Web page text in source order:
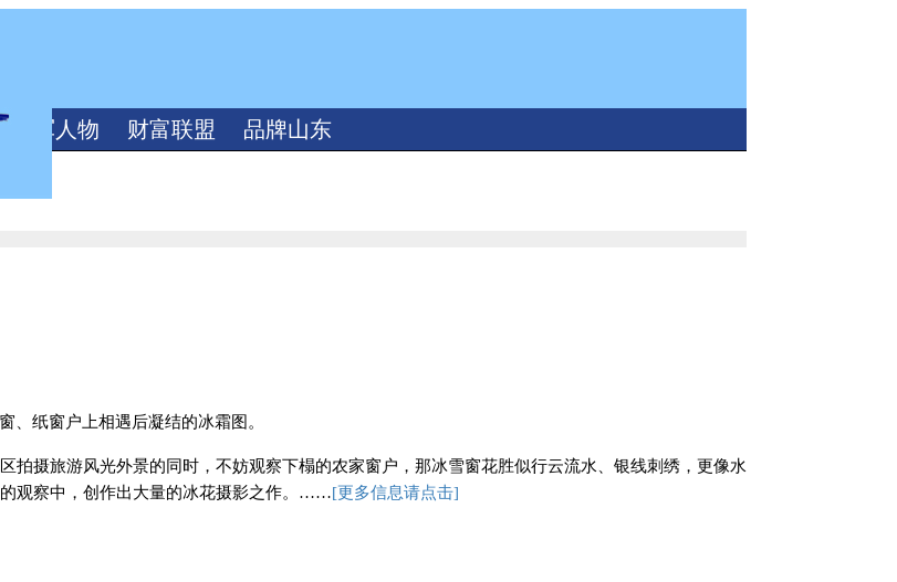
领军人物 财富联盟 品牌山东
、纸窗户上相遇后凝结的冰霜图。
摄旅游风光外景的同时，不妨观察下榻的农家窗户，那冰雪窗花胜似行云流水、银线刺绣，更像水
观察中，创作出大量的冰花摄影之作。 ……[更多信息请点击]